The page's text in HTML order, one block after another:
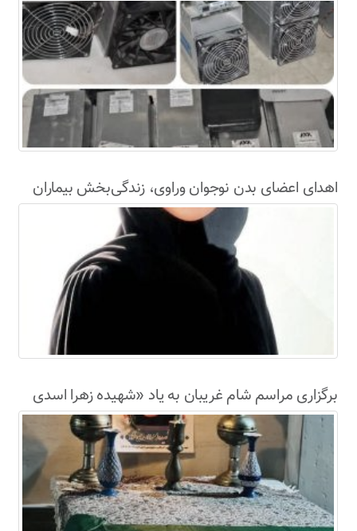
اهدای اعضای بدن نوجوان وراوی، زندگی‌بخش بیماران
نیازمند شد
برگزاری مراسم شام غریبان به یاد «شهیده زهرا اسدی
نژاد» در محل اصابت ترکش موشک‌های آمریکای
جنایتکار به لامرد